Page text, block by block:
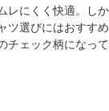
レにくく快適。しか
ツ選びにはおすすめ
チェック柄になって